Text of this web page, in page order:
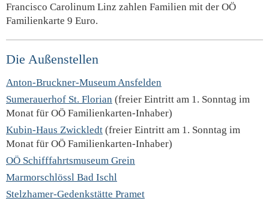
Francisco Carolinum Linz zahlen Familien mit der OÖ
Familienkarte 9 Euro.
Die Außenstellen
Anton-Bruckner-Museum Ansfelden
Sumerauerhof St. Florian (freier Eintritt am 1. Sonntag im
Monat für OÖ Familienkarten-Inhaber)
Kubin-Haus Zwickledt (freier Eintritt am 1. Sonntag im
Monat für OÖ Familienkarten-Inhaber)
OÖ Schifffahrtsmuseum Grein
Marmorschlössl Bad Ischl
Stelzhamer-Gedenkstätte Pramet